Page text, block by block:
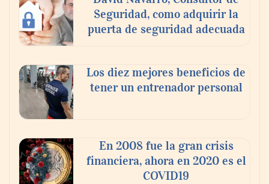
‘El ransomware se puede vencer. No
Ricardo Palacio Escobar
Seguridad, como adquirir la
puerta de seguridad adecuada
Los diez mejores beneficios de
tener un entrenador personal
En 2008 fue la gran crisis
financiera, ahora en 2020 es el
COVID19